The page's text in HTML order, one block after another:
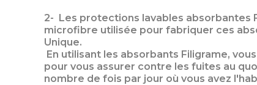
2- Les protections lavables absorbantes
microfibre utilisée pour fabriquer ces
Unique.
En utilisant les absorbants Filigrame,
pour vous assurer contre les fuites au
nombre de fois par jour où vous avez